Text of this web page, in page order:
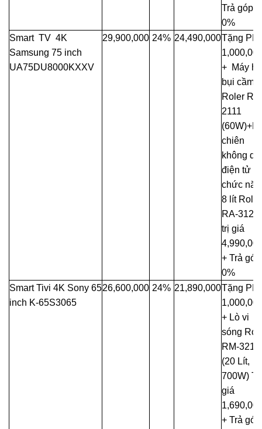
Trả góp
0%
Smart TV 4K
Samsung 75 inch
UA75DU8000KXXV
29,900,000 24% 24,490,000Tặng
+ Máy
bụi cầm
Roler
2111
chiên
không
điện tử
chức
8 lít Roler
RA-
trị giá
+ Trả góp
0%
Smart Tivi 4K Sony 65
inch K-65S3065
26,600,000 24% 21,890,000Tặng
+ Lò vi
sóng
RM-3216
(20 Lít,
700W) Trị
giá
+ Trả góp